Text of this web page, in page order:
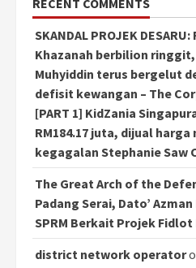
RECENT COMMENTS
SKANDAL PROJEK
Khazanah berbilion
Muhyiddin terus bergelut
defisit kewangan – The
[PART 1] KidZania
RM184.17 juta, dijual
kegagalan Stephanie Saw
The Great Arch of the
Padang Serai, Dato’
SPRM Berkait Projek Fidlot
district network operator